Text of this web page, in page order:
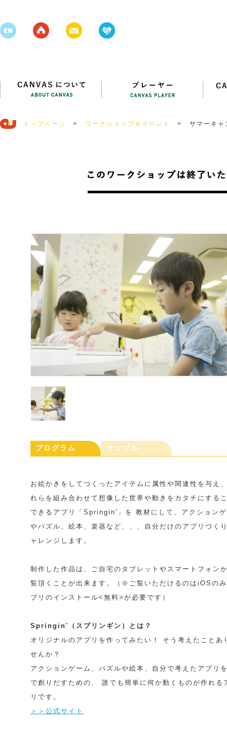
トップページ > ワークショップ＆イベント > サマーキ
プログラム サンプル
お絵かきをしてつくったアイテムに属性や関連性を与え
れらを組み合わせて想像した世界や動きをカタチにする
できるアプリ「Springin'」を 教材にして、アクション
やパズル、絵本、楽器など、、、自分だけのアプリづく
ャレンジします。
制作した作品は、ご自宅のタブレットやスマートフォン
覧頂くことが出来ます。（※ご覧いただけるのはiOSの
プリのインストール<無料>が必要です）
Springin'（スプリンギン）とは？
オリジナルのアプリを作ってみたい！ そう考えたことあ
せんか？
アクションゲーム、パズルや絵本、自分で考えたアプリ
で創りだすための、 誰でも簡単に何か動くものが作れる
リです。
＞＞公式サイト